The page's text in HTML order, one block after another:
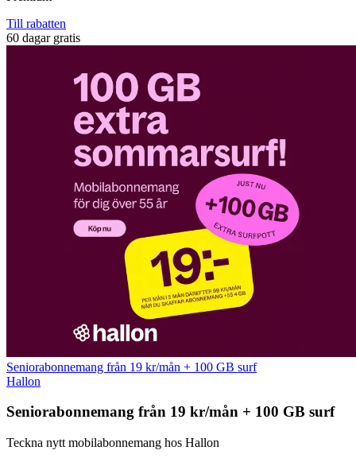
Till rabatten
60 dagar gratis
Seniorabonnemang från 19 kr/mån + 100 GB surf
Hallon
Seniorabonnemang från 19 kr/mån + 100 GB surf
Teckna nytt mobilabonnemang hos Hallon